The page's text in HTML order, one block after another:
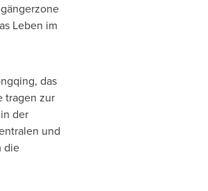
Leben im
das
tragen zur
der
und
die